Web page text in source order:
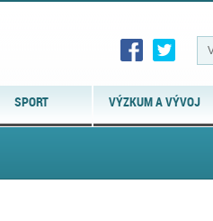
SPORT VÝZKUM A VÝVOJ